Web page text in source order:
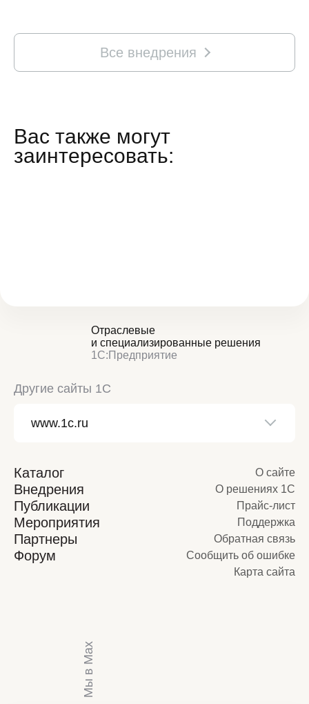
Все внедрения
Вас также могут
заинтересовать:
Отраслевые
и специализированные решения
1С:Предприятие
Другие сайты 1С
Каталог
Внедрения
Публикации
Мероприятия
Партнеры
Форум
О сайте
О решениях 1С
Прайс-лист
Поддержка
Обратная связь
Сообщить об ошибке
Карта сайта
Мы в Max